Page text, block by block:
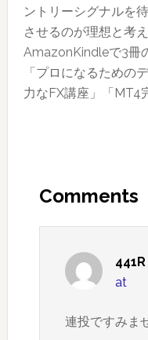
ントリーシグナルを
させるのが理想と考え
AmazonKindleで3冊
「プロになるための
力なFX講座」「MT4
Interactions
Comments
441R
at
連投ですみま